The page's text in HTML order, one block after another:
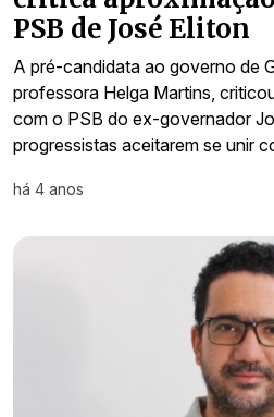
PSB de José Eliton
A pré-candidata ao governo de
professora Helga Martins,
com o PSB do ex-governador
progressistas aceitarem se unir
há 4 anos